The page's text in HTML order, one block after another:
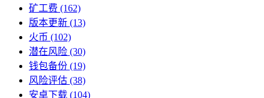
矿工费 (162)
版本更新 (13)
火币 (102)
潜在风险 (30)
钱包备份 (19)
风险评估 (38)
安卓下载 (104)